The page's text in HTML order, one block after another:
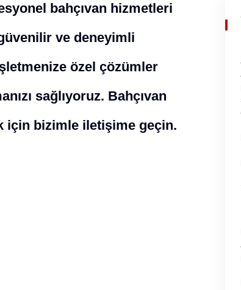
bahçıvan hizmetleri
ve deneyimli
özel çözümler
sağlıyoruz. Bahçıvan
için bizimle iletişime geçin.